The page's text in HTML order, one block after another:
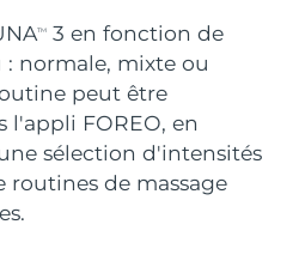
TM
3 en fonction de
normale, mixte ou
peut être
l'appli FOREO, en
sélection d'intensités
routines de massage